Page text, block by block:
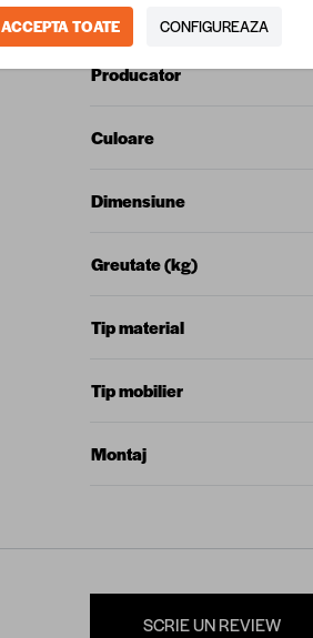
COD EAN
Producator
Culoare
Dimensiune
Greutate (kg)
Tip material
Tip mobilier
Montaj
SCRIE UN REVIEW
ACCEPTA TOATE CONFIGUREAZA